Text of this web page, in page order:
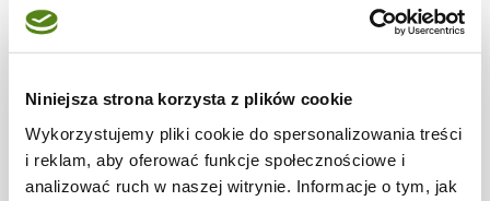
Niniejsza strona korzysta z plików cookie
Wykorzystujemy pliki cookie do spersonalizowania treści
i reklam, aby oferować funkcje społecznościowe i
analizować ruch w naszej witrynie. Informacje o tym, jak
WIDEO
GRILL
Grillowane kofty z mięsa mielonego